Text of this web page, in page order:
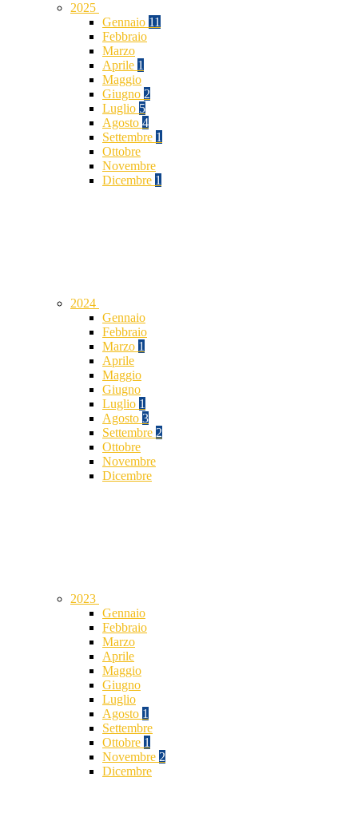
2025
Gennaio 11
Febbraio
Marzo
Aprile 1
Maggio
Giugno 2
Luglio 5
Agosto 4
Settembre 1
Ottobre
Novembre
Dicembre 1
2024
Gennaio
Febbraio
Marzo 1
Aprile
Maggio
Giugno
Luglio 1
Agosto 3
Settembre 2
Ottobre
Novembre
Dicembre
2023
Gennaio
Febbraio
Marzo
Aprile
Maggio
Giugno
Luglio
Agosto 1
Settembre
Ottobre 1
Novembre 2
Dicembre